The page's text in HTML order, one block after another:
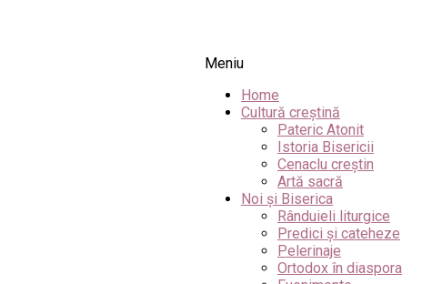
Meniu
Home
Cultură creștină
Pateric Atonit
Istoria Bisericii
Cenaclu creștin
Artă sacră
Noi și Biserica
Rânduieli liturgice
Predici și cateheze
Pelerinaje
Ortodox în diaspora